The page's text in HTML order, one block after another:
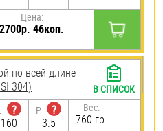
Цена:
2700р. 46коп.
по всей длине
304)
?
160
P
?
3.5
Вес:
760 гр.
В СПИСОК